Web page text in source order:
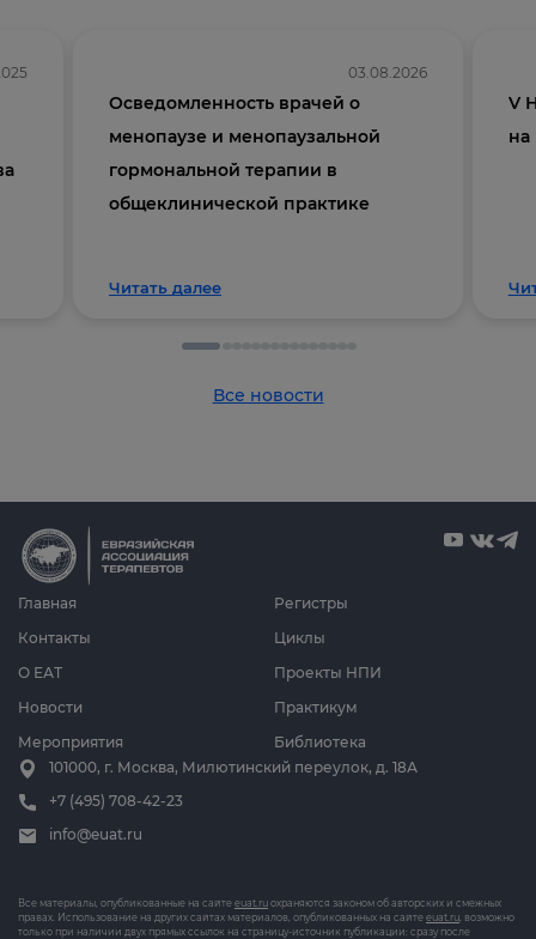
03.08.2026
Осведомленность врачей о
менопаузе и менопаузальной
гормональной терапии в
общеклинической практике
Читать далее
V
на
Все новости
Главная
О ЕАТ
Новости
Мероприятия
Циклы
Проекты НПИ
Практикум
Библиотека
Регистры
Контакты
101000, г. Москва, Милютинский переулок, д. 18А
+7 (495) 708-42-23
info@euat.ru
Все материалы, опубликованные на сайте euat.ru охраняются законом об авторских и смежных
правах. Использование на других сайтах материалов, опубликованных на сайте euat.ru, возможно
только при наличии двух прямых ссылок на страницу-источник публикации: сразу после